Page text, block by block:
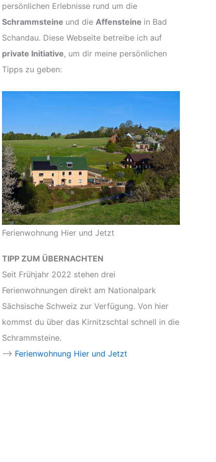
persönlichen Erlebnisse rund um die
Schrammsteine und die Affensteine in Bad
Schandau. Diese Webseite betreibe ich auf
private Initiative, um dir meine persönlichen
Tipps zu geben:
Ferienwohnung Hier und Jetzt
TIPP ZUM ÜBERNACHTEN
Seit Frühjahr 2022 stehen drei
Ferienwohnungen direkt am Nationalpark
Sächsische Schweiz zur Verfügung. Von hier
kommst du über das Kirnitzschtal schnell in die
Schrammsteine.
--> Ferienwohnung Hier und Jetzt